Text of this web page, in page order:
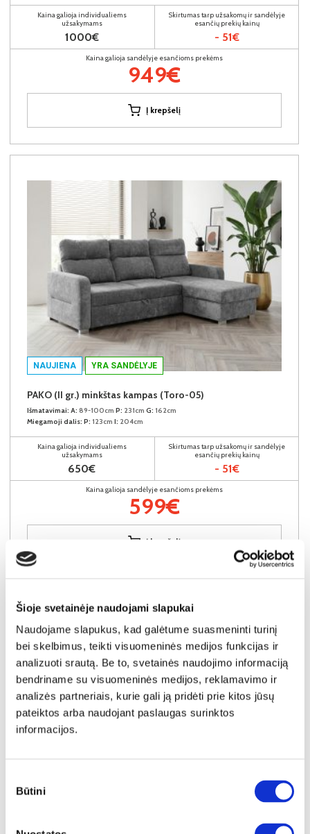
Šioje svetainėje naudojami slapukai
Naudojame slapukus, kad galėtume suasmeninti turinį
bei skelbimus, teikti visuomeninės medijos funkcijas ir
analizuoti srautą. Be to, svetainės naudojimo informaciją
bendriname su visuomeninės medijos, reklamavimo ir
analizės partneriais, kurie gali ją pridėti prie kitos jūsų
pateiktos arba naudojant paslaugas surinktos
informacijos.
pasirinkimas
Būtini
Kaina galioja individualiems
užsakymams
1000€
Skirtumas tarp užsakomų ir sandėlyje
esančių prekių kainų
- 51€
Kaina galioja sandėlyje esančioms prekėms
949€
Į krepšelį
NAUJIENA YRA SANDĖLYJE
PAKO (II gr.) minkštas kampas (Toro-05)
Išmatavimai: A: 89-100cm P: 231cm G: 162cm
Miegamoji dalis: P: 123cm I: 204cm
Kaina galioja individualiems
užsakymams
650€
Skirtumas tarp užsakomų ir sandėlyje
esančių prekių kainų
- 51€
Kaina galioja sandėlyje esančioms prekėms
599€
Į krepšelį
NAUJIENA